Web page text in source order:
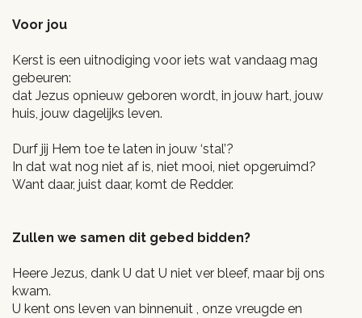
Voor jou
Kerst is een uitnodiging voor iets wat vandaag mag
gebeuren:
dat Jezus opnieuw geboren wordt, in jouw hart, jouw
huis, jouw dagelijks leven.
Durf jij Hem toe te laten in jouw ‘stal’?
In dat wat nog niet af is, niet mooi, niet opgeruimd?
Want daar, juist daar, komt de Redder.
Zullen we samen dit gebed bidden?
Heere Jezus, dank U dat U niet ver bleef, maar bij ons
kwam.
U kent ons leven van binnenuit , onze vreugde en